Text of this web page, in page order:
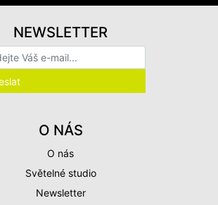
O NÁS
O nás
Světelné studio
Newsletter
NEWSLETTER